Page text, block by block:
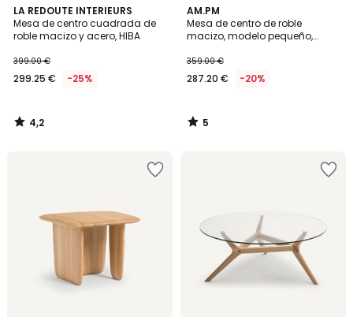
LA REDOUTE INTERIEURS
Mesa de centro cuadrada de
roble macizo y acero, HIBA
399.00 €
299.25 € -25%
4,2
/ 5
4,2
/
AM.PM
Mesa de centro de roble
macizo, modelo pequeño,
359.00 €
287.20 € -20%
5
/
5
5
/